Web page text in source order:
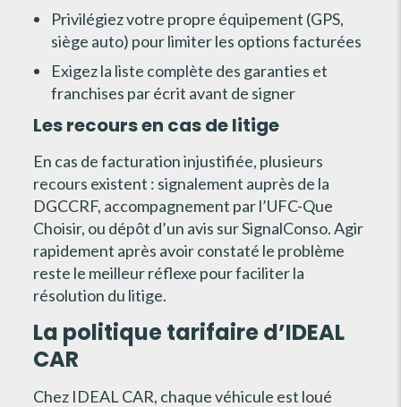
Privilégiez votre propre équipement (GPS,
siège auto) pour limiter les options facturées
Exigez la liste complète des garanties et
franchises par écrit avant de signer
Les recours en cas de litige
En cas de facturation injustifiée, plusieurs
recours existent : signalement auprès de la
DGCCRF, accompagnement par l’UFC-Que
Choisir, ou dépôt d’un avis sur SignalConso. Agir
rapidement après avoir constaté le problème
reste le meilleur réflexe pour faciliter la
résolution du litige.
La politique tarifaire d’IDEAL
CAR
Chez IDEAL CAR, chaque véhicule est loué